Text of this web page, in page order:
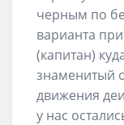
черным по
варианта
(капитан)
знаменитый
движения
у нас